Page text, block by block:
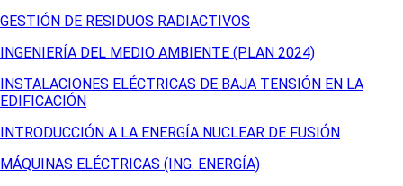
GESTIÓN DE RESIDUOS RADIACTIVOS
INGENIERÍA DEL MEDIO AMBIENTE (PLAN 2024)
INSTALACIONES ELÉCTRICAS DE BAJA TENSIÓN EN LA
EDIFICACIÓN
INTRODUCCIÓN A LA ENERGÍA NUCLEAR DE FUSIÓN
MÁQUINAS ELÉCTRICAS (ING. ENERGÍA)